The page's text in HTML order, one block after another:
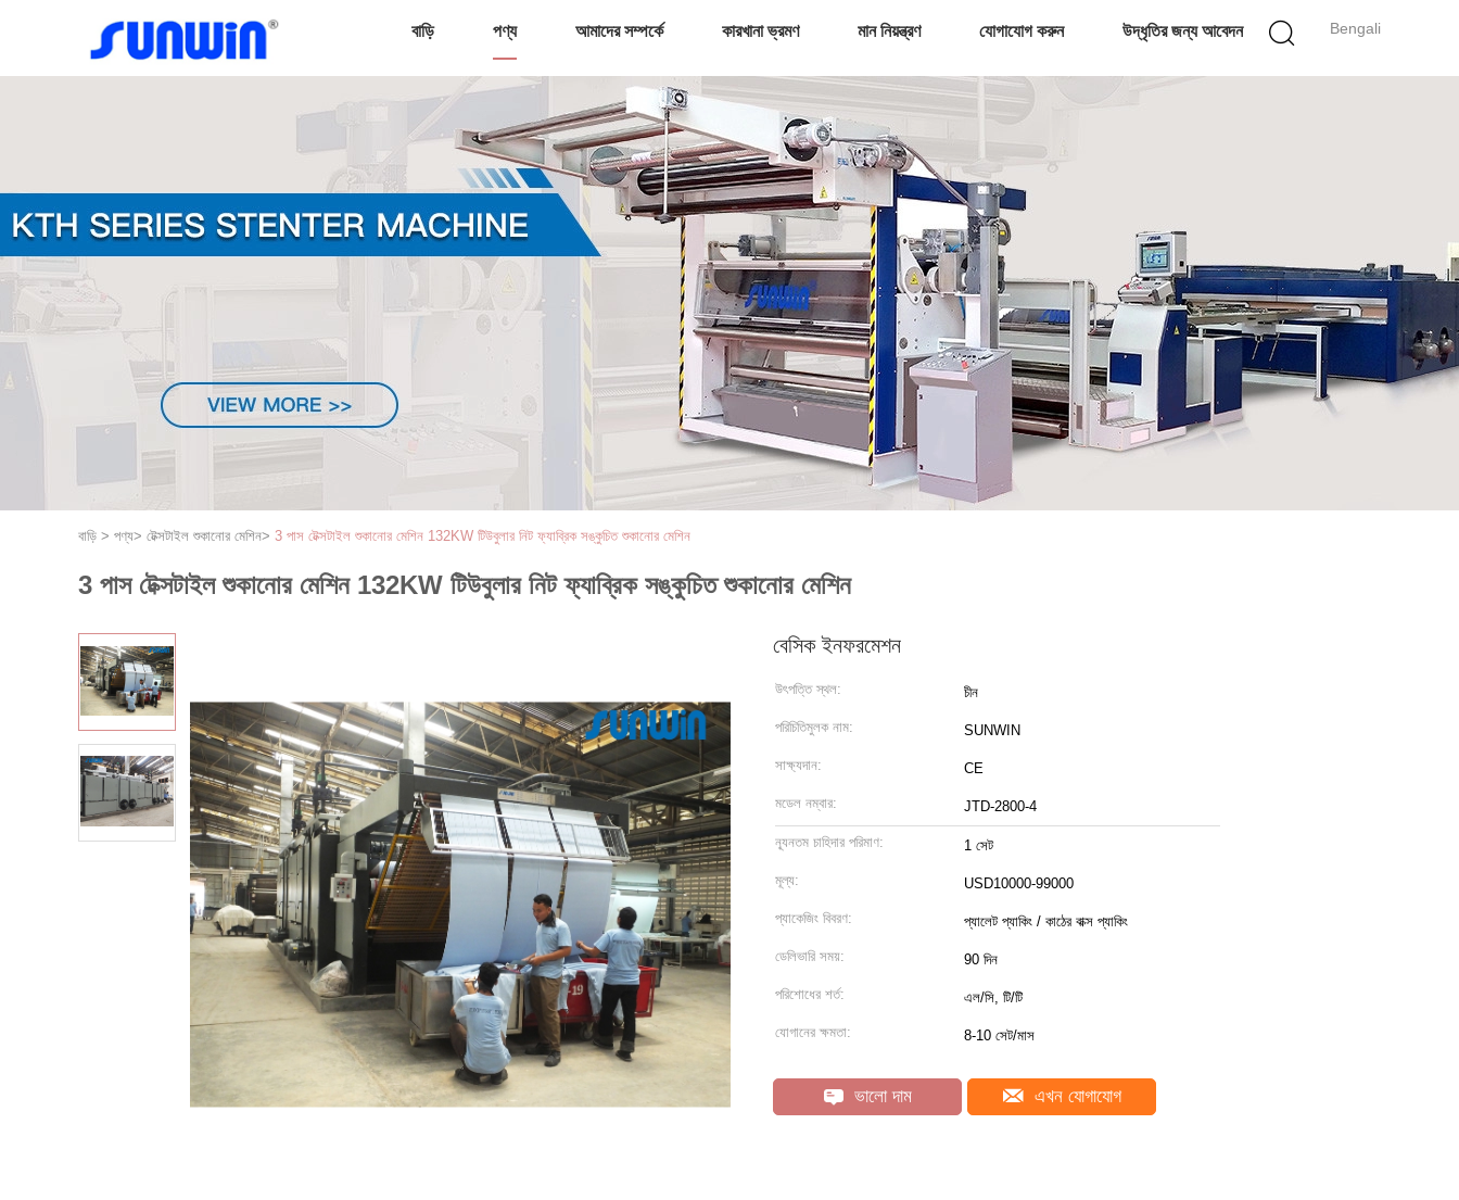
Bengali
বাড়ি পণ্য আমাদের সম্পর্কে কারখানা ভ্রমণ মান নিয়ন্ত্রণ যোগাযোগ করুন উদ্ধৃতির জন্য আবেদন
বাড়ি > পণ্য> টেক্সটাইল শুকানোর মেশিন> 3 পাস টেক্সটাইল শুকানোর মেশিন 132KW টিউবুলার নিট ফ্যাব্রিক সঙ্কুচিত শুকানোর মেশিন
3 পাস টেক্সটাইল শুকানোর মেশিন 132KW টিউবুলার নিট ফ্যাব্রিক সঙ্কুচিত শুকানোর মেশিন
বেসিক ইনফরমেশন
উৎপত্তি স্থল: চীন
পরিচিতিমুলক নাম: SUNWIN
সাক্ষ্যদান: CE
মডেল নম্বার: JTD-2800-4
ন্যূনতম চাহিদার পরিমাণ: 1 সেট
মূল্য: USD10000-99000
প্যাকেজিং বিবরণ: প্যালেট প্যাকিং / কাঠের বাক্স প্যাকিং
ডেলিভারি সময়: 90 দিন
পরিশোধের শর্ত: এল/সি, টি/টি
যোগানের ক্ষমতা: 8-10 সেট/মাস
ভালো দাম এখন যোগাযোগ